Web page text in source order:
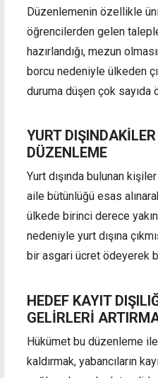
Düzenlemenin özellikle
öğrencilerden gelen
hazırlandığı, mezun
borcu nedeniyle ülkeden
duruma düşen çok
YURT
DÜZENLEME
Yurt dışında bulunan
aile bütünlüğü esas
ülkede birinci derece
nedeniyle yurt dışına
bir asgari ücret ödeyerek
HEDEF KAYIT
GELİRLERİ
Hükümet bu düzenleme ile
kaldırmak, yabancıların